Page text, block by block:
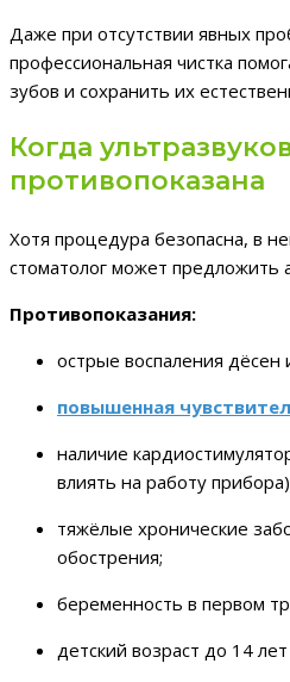
Даже при отсутствии явных
профессиональная чистка
зубов и сохранить их
Когда
противопоказана
Хотя процедура безопасна, в
стоматолог может предложить
Противопоказания:
острые воспаления дёсен
повышенная
наличие
влиять на работу
тяжёлые хронические
обострения;
беременность в первом
детский возраст до 14